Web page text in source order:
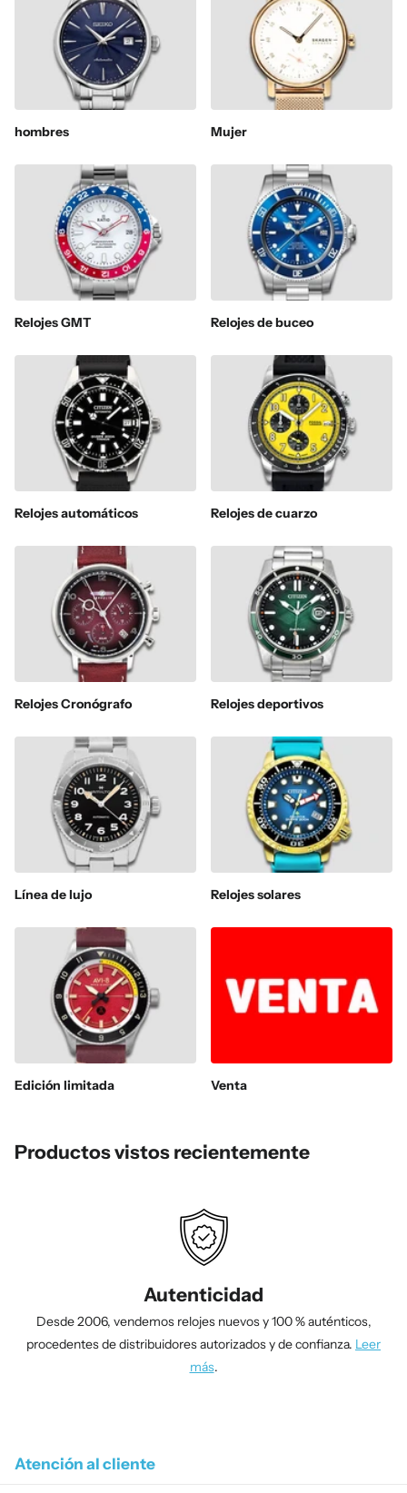
hombres Mujer
Relojes GMT Relojes de buceo
Relojes automáticos Relojes de cuarzo
Relojes Cronógrafo Relojes deportivos
Línea de lujo Relojes solares
Edición limitada Venta
Productos vistos recientemente
Autenticidad
Desde 2006, vendemos relojes nuevos y 100 % auténticos,
procedentes de distribuidores autorizados y de confianza. Leer
más.
Atención al cliente